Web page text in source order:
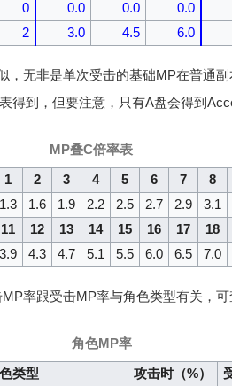
0 0.0 0.0 0.0
2 3.0 4.5 6.0
，无非是单次受击的基础MP在普通副
得到，但要注意，只有A盘会得到
MP叠C倍率表
1 2 3 4 5 6 7 8
1.3 1.6 1.9 2.2 2.5 2.7 2.9 3.1
11 12 13 14 15 16 17 18
3.9 4.3 4.7 5.1 5.5 6.0 6.5 7.0
率跟受击MP率与角色类型有关，可
角色MP率
类型 攻击时（%）